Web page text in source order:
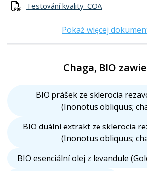
Testování kvality_COA
Pokaż więcej
Chaga, BIO
BIO prášek ze sklerocia
(Inonotus obliquus;
BIO duální extrakt ze sklerocia
(Inonotus obliquus;
BIO esenciální olej z levandule